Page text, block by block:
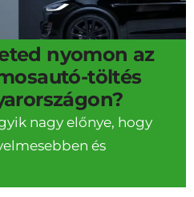
nyomon az
töltés
nagy előnye, hogy
és